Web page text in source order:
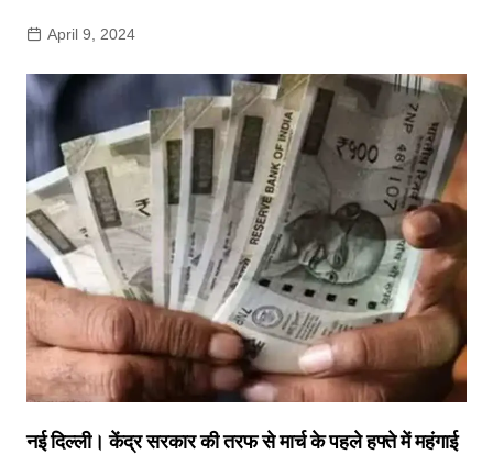
April 9, 2024
नई दिल्ली। केंद्र सरकार की तरफ से मार्च के पहले हफ्ते में महंगाई